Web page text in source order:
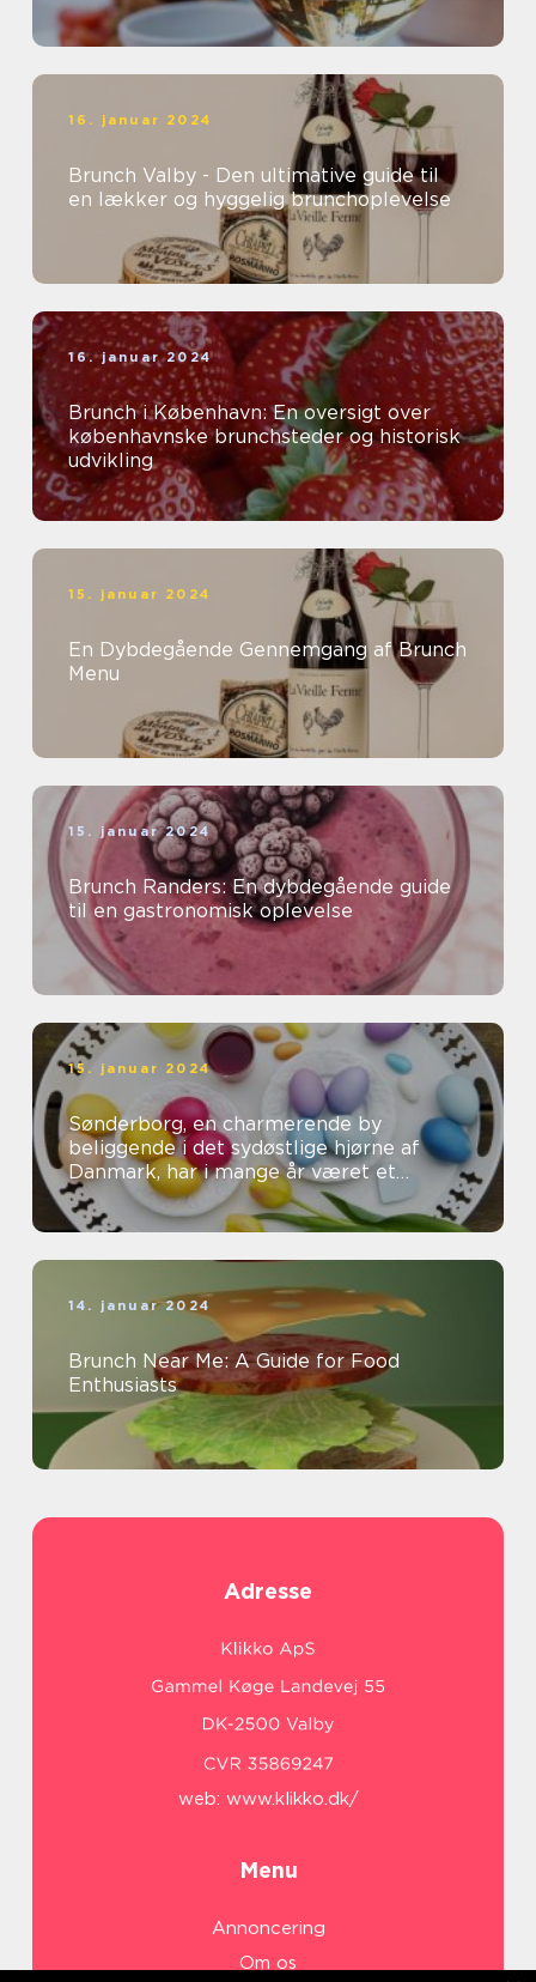
16. januar 2024
Brunch Valby - Den ultimative guide til
en lækker og hyggelig brunchoplevelse
16. januar 2024
Brunch i København: En oversigt over
københavnske brunchsteder og historisk
udvikling
15. januar 2024
En Dybdegående Gennemgang af Brunch
Menu
15. januar 2024
Brunch Randers: En dybdegående guide
til en gastronomisk oplevelse
15. januar 2024
Sønderborg, en charmerende by
beliggende i det sydøstlige hjørne af
Danmark, har i mange år været et
populært rejsemål for både
eventyrrejsende og bac...
14. januar 2024
Brunch Near Me: A Guide for Food
Enthusiasts
Adresse
web: www.klikko.dk/
Menu
Annoncering
Om os